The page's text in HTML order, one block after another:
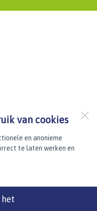
van cookies
en anonieme
te laten werken en